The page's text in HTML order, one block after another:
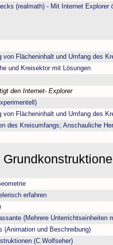
(realmath) - Mit Internet Explorer
von Flächeninhalt und Umfang des
und Kreisektor mit Lösungen
den Internet- Explorer
von Flächeninhalt und Umfang des
des Kreisumfangs; Anschauliche
erfahren
(Mehrere Unterrichtseinheiten
(Animation und Beschreibung)
(C.Wolfseher)